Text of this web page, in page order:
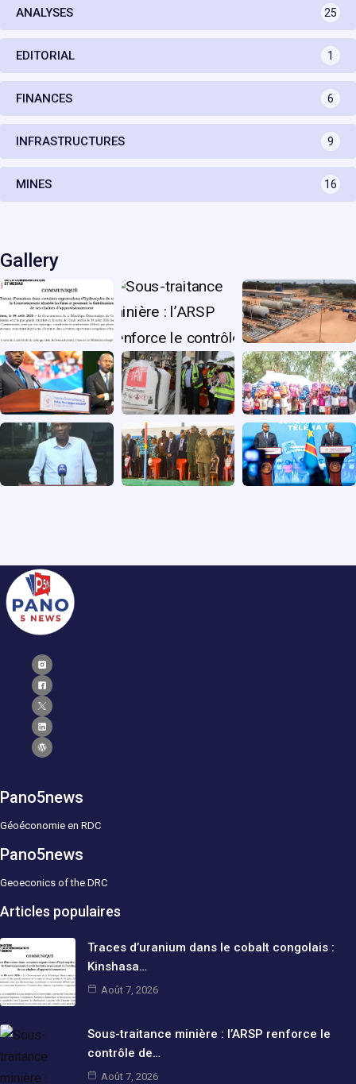
ANALYSES 25
EDITORIAL 1
FINANCES 6
INFRASTRUCTURES 9
MINES 16
Gallery
Pano5news
Géoéconomie en RDC
Pano5news
Geoeconics of the DRC
Articles populaires
Traces d’uranium dans le cobalt congolais :
Kinshasa…
Août 7, 2026
Sous-traitance minière : l’ARSP renforce le
contrôle de…
Août 7, 2026